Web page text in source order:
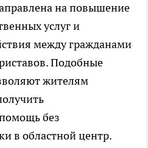
на повышение
услуг и
между гражданами
Подобные
жителям
без
в областной центр.